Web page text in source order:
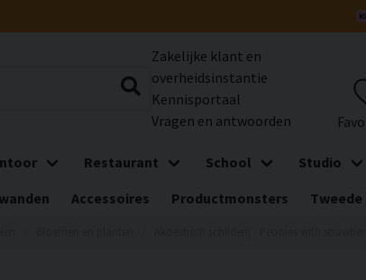
Zakelijke klant en
overheidsinstantie
Kennisportaal
Vragen en antwoorden
Restaurant School Studio
Accessoires Productmonsters Tweede